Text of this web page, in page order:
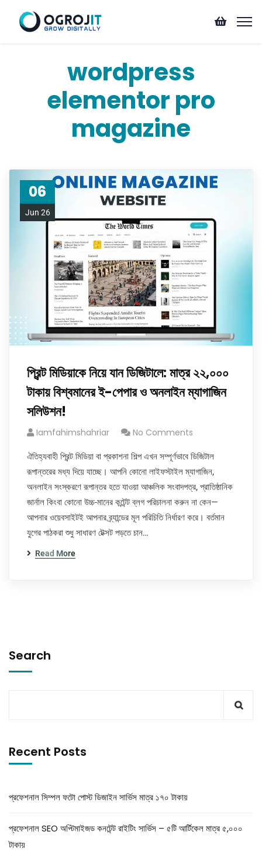
wordpress
elementor pro
magazine
06
Jun 26
প্রিন্ট মিডিয়াকে নিয়ে যান ডিজিটালে: মাত্র ২২,০০০
টাকায় বিশ্বমানের ই-পেপার ও অনলাইন ম্যাগাজিন
সলিউশন!
Iamfahimshahriar No Comments
ঐতিহ্যবাহী প্রিন্ট মিডিয়া বা প্রকাশনা শিল্প এখন সম্পূর্ণভাবে ডিজিটাল
রূপান্তরের মধ্য দিয়ে যাচ্ছে। আপনি কোনো লাইফস্টাইল ম্যাগাজিন,
অনলাইন সংস্করণে রূপান্তর হতে যাওয়া আঞ্চলিক সংবাদপত্র, প্রাতিষ্ঠানিক
জার্নাল কিংবা কোনো উচ্চ-মানের কন্টেন্ট ব্লগ পরিচালনা করুন না কেন—
আপনার ওয়েবসাইটই আপনার ব্র্যান্ডের মূল পরিচিতি নির্ধারণ করে। বর্তমান
যুগের পাঠকরা শুধু সাধারণ টেক্সট পড়তে চান…
Read More
Search
Recent Posts
প্রফেশনাল সিম্পল ফটো পোস্ট ডিজাইন সার্ভিস মাত্র ১৭০ টাকায়
প্রফেশনাল SEO অপ্টিমাইজড কনটেন্ট রাইটিং সার্ভিস – ৫টি আর্টিকেল মাত্র ৫,০০০
টাকায়